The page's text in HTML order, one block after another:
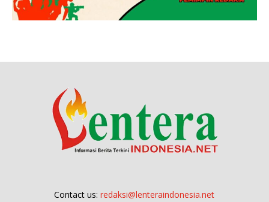
Contact us:redaksi@lenteraindonesia.net